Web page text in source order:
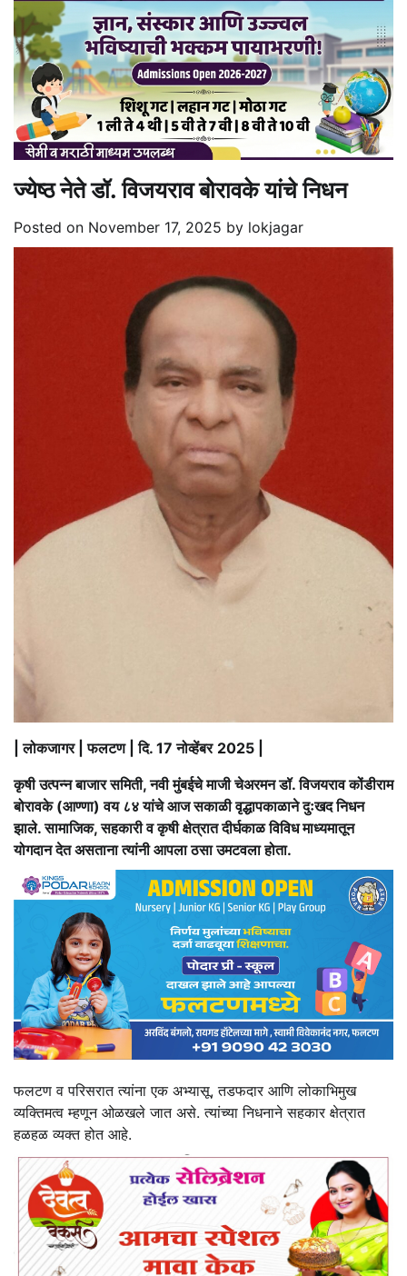
ज्येष्ठ नेते डॉ. विजयराव बोरावके यांचे निधन
Posted on November 17, 2025 by lokjagar
| लोकजागर | फलटण | दि. 17 नोव्हेंबर 2025 |
कृषी उत्पन्न बाजार समिती, नवी मुंबईचे माजी चेअरमन डॉ. विजयराव कोंडीराम
बोरावके (आण्णा) वय ८४ यांचे आज सकाळी वृद्धापकाळाने दुःखद निधन
झाले. सामाजिक, सहकारी व कृषी क्षेत्रात दीर्घकाळ विविध माध्यमातून
योगदान देत असताना त्यांनी आपला ठसा उमटवला होता.
फलटण व परिसरात त्यांना एक अभ्यासू, तडफदार आणि लोकाभिमुख
व्यक्तिमत्व म्हणून ओळखले जात असे. त्यांच्या निधनाने सहकार क्षेत्रात
हळहळ व्यक्त होत आहे.